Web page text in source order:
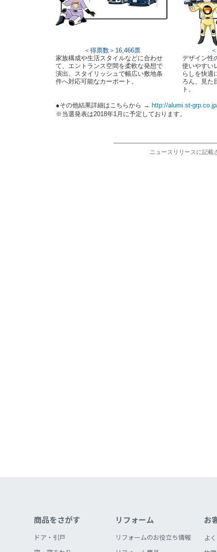
＜得票数＞16,466票
家族構成や生活スタイルなどに合わせ
て、エントランス空間を柔軟な発想で
演出。スタイリッシュで幅広い敷地条
件へ対応可能なカーポート。
デザイン性
使いやすい
らしを快適
ろん、見た
ト。
●その他結果詳細はこちらから → http://alumi.st-
※当選発表は2018年1月に予定しております。
ニュースリリースに記載
商品をさがす
ドア・引戸
リフォーム
リフォームのお役立ち情報
お
よ